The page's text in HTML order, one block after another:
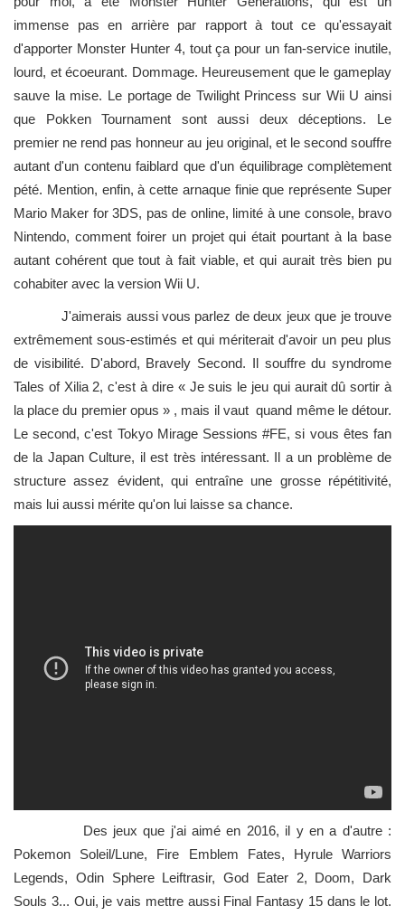
immense pas en arrière par rapport à tout ce qu'essayait
d'apporter Monster Hunter 4, tout ça pour un fan-service inutile,
lourd, et écoeurant. Dommage. Heureusement que le gameplay
sauve la mise. Le portage de Twilight Princess sur Wii U ainsi
que Pokken Tournament sont aussi deux déceptions. Le
premier ne rend pas honneur au jeu original, et le second souffre
autant d'un contenu faiblard que d'un équilibrage complètement
pété. Mention, enfin, à cette arnaque finie que représente Super
Mario Maker for 3DS, pas de online, limité à une console, bravo
Nintendo, comment foirer un projet qui était pourtant à la base
autant cohérent que tout à fait viable, et qui aurait très bien pu
cohabiter avec la version Wii U.
J'aimerais aussi vous parlez de deux jeux que je trouve
extrêmement sous-estimés et qui mériterait d'avoir un peu plus
de visibilité. D'abord, Bravely Second. Il souffre du syndrome
Tales of Xilia 2, c'est à dire « Je suis le jeu qui aurait dû sortir à
la place du premier opus » , mais il vaut quand même le détour.
Le second, c'est Tokyo Mirage Sessions #FE, si vous êtes fan
de la Japan Culture, il est très intéressant. Il a un problème de
structure assez évident, qui entraîne une grosse répétitivité,
mais lui aussi mérite qu'on lui laisse sa chance.
Des jeux que j'ai aimé en 2016, il y en a d'autre :
Pokemon Soleil/Lune, Fire Emblem Fates, Hyrule Warriors
Legends, Odin Sphere Leiftrasir, God Eater 2, Doom, Dark
Souls 3... Oui, je vais mettre aussi Final Fantasy 15 dans le lot.